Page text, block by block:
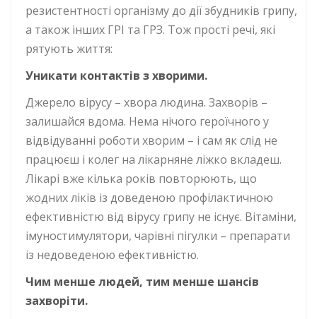
резистентності організму до дії збудників грипу,
а також інших ГРІ та ГРЗ. Тож прості речі, які
рятують життя:
Уникати контактів з хворими.
Джерело вірусу – хвора людина. Захворів –
залишайся вдома. Нема нічого героїчного у
відвідуванні роботи хворим – і сам як слід не
працюєш і колег на лікарняне ліжко вкладеш.
Лікарі вже кілька років повторюють, що
жодних ліків із доведеною профілактичною
ефективністю від вірусу грипу не існує. Вітаміни,
імуностимулятори, чарівні пігулки – препарати
із недоведеною ефективністю.
Чим менше людей, тим менше шансів
захворіти.